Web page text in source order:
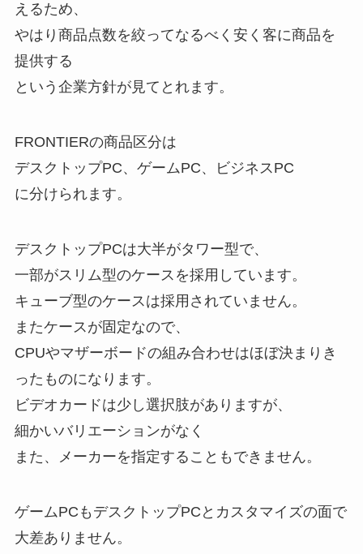
えるため、
やはり商品点数を絞ってなるべく安く客に商品を
提供する
という企業方針が見てとれます。
FRONTIERの商品区分は
デスクトップPC、ゲームPC、ビジネスPC
に分けられます。
デスクトップPCは大半がタワー型で、
一部がスリム型のケースを採用しています。
キューブ型のケースは採用されていません。
またケースが固定なので、
CPUやマザーボードの組み合わせはほぼ決まりき
ったものになります。
ビデオカードは少し選択肢がありますが、
細かいバリエーションがなく
また、メーカーを指定することもできません。
ゲームPCもデスクトップPCとカスタマイズの面で
大差ありません。